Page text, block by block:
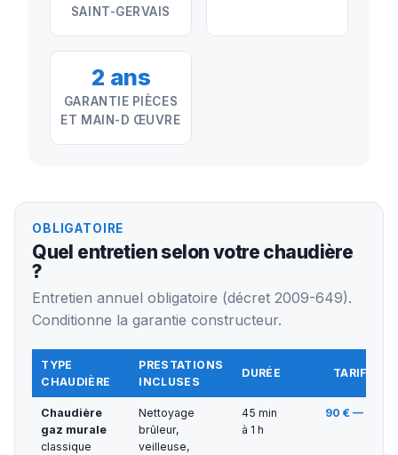
SAINT-GERVAIS
2 ans
GARANTIE PIÈCES
ET MAIN-D ŒUVRE
OBLIGATOIRE
Quel entretien selon votre chaudière
?
Entretien annuel obligatoire (décret 2009-649).
Conditionne la garantie constructeur.
TYPE
CHAUDIÈRE
PRESTATIONS
INCLUSES
DURÉE TARIF TTC
Chaudière
gaz murale
classique
Nettoyage
brûleur,
veilleuse,
45 min
à 1 h
90 € — 130 €